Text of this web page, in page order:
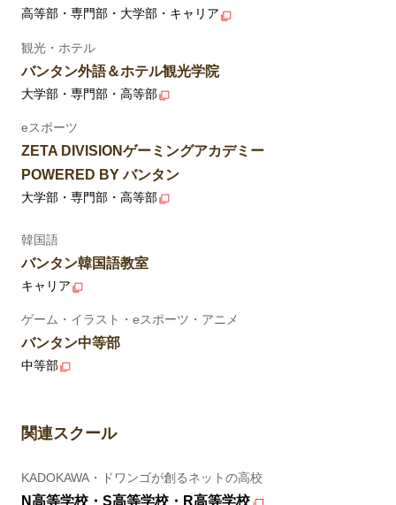
高等部・専門部・大学部・キャリア
観光・ホテル
バンタン外語＆ホテル観光学院
大学部・専門部・高等部
eスポーツ
ZETA DIVISIONゲーミングアカデミー
POWERED BY バンタン
大学部・専門部・高等部
韓国語
バンタン韓国語教室
キャリア
ゲーム・イラスト・eスポーツ・アニメ
バンタン中等部
中等部
関連スクール
KADOKAWA・ドワンゴが創るネットの高校
N高等学校・S高等学校・R高等学校